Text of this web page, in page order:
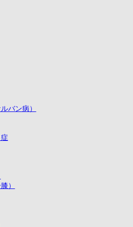
バン病）
）